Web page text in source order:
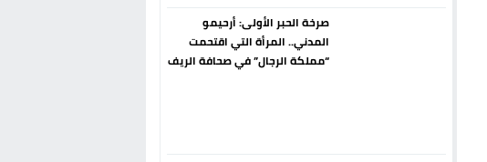
صرخة الحبر الأولى: أرحيمو
المدني.. المرأة التي اقتحمت
“مملكة الرجال” في صحافة الريف